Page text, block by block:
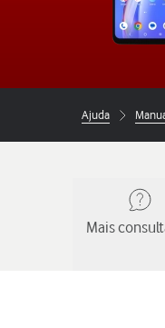
Ajuda
Mais